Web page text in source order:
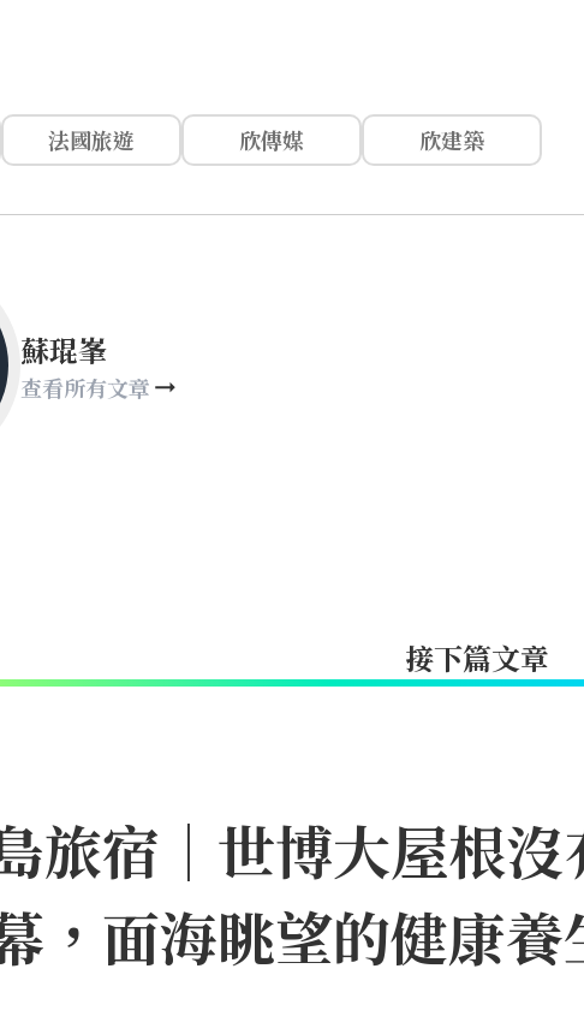
法國旅遊 欣傳媒 欣建築
蘇琨峯
查看所有文章
接下篇文章
旅宿｜世博大屋根
，面海眺望的健康